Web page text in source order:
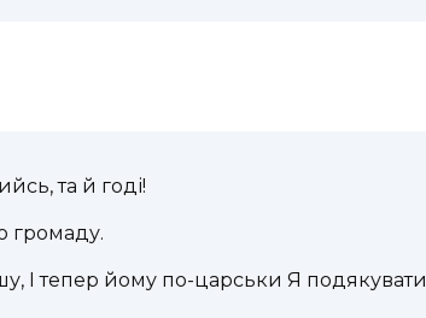
та й годі!
громаду.
І тепер йому по-царськи Я подякувати